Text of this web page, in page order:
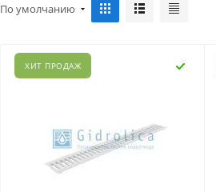
По умолчанию
ХИТ ПРОДАЖ